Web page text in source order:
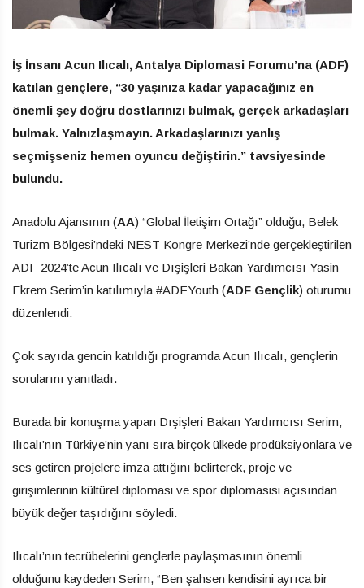
İş İnsanı Acun Ilıcalı, Antalya Diplomasi Forumu’na (ADF)
katılan gençlere, “30 yaşınıza kadar yapacağınız en
önemli şey doğru dostlarınızı bulmak, gerçek arkadaşları
bulmak. Yalnızlaşmayın. Arkadaşlarınızı yanlış
seçmişseniz hemen oyuncu değiştirin.” tavsiyesinde
bulundu.
Anadolu Ajansının (AA) “Global İletişim Ortağı” olduğu, Belek
Turizm Bölgesi’ndeki NEST Kongre Merkezi’nde gerçekleştirilen
ADF 2024’te Acun Ilıcalı ve Dışişleri Bakan Yardımcısı Yasin
Ekrem Serim’in katılımıyla #ADFYouth (ADF Gençlik) oturumu
düzenlendi.
Çok sayıda gencin katıldığı programda Acun Ilıcalı, gençlerin
sorularını yanıtladı.
Burada bir konuşma yapan Dışişleri Bakan Yardımcısı Serim,
Ilıcalı’nın Türkiye’nin yanı sıra birçok ülkede prodüksiyonlara ve
ses getiren projelere imza attığını belirterek, proje ve
girişimlerinin kültürel diplomasi ve spor diplomasisi açısından
büyük değer taşıdığını söyledi.
Ilıcalı’nın tecrübelerini gençlerle paylaşmasının önemli
olduğunu kaydeden Serim, “Ben şahsen kendisini ayrıca bir